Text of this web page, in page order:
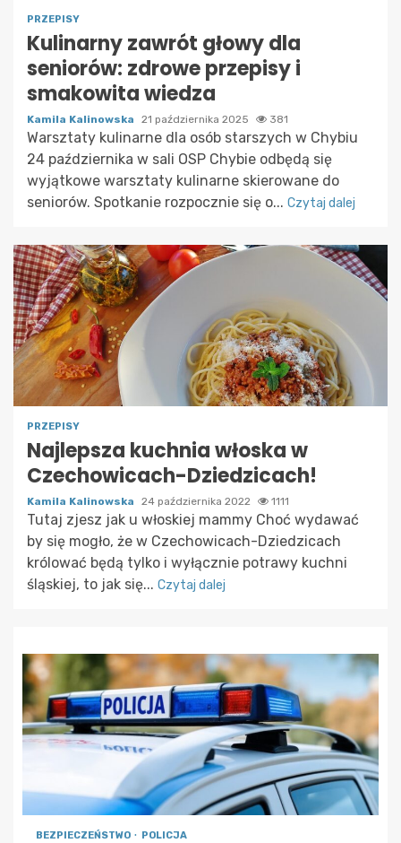
PRZEPISY
Kulinarny zawrót głowy dla
seniorów: zdrowe przepisy i
smakowita wiedza
Kamila Kalinowska 21 października 2025 381
Warsztaty kulinarne dla osób starszych w Chybiu
24 października w sali OSP Chybie odbędą się
wyjątkowe warsztaty kulinarne skierowane do
seniorów. Spotkanie rozpocznie się o... Czytaj dalej
PRZEPISY
Najlepsza kuchnia włoska w
Czechowicach-Dziedzicach!
Kamila Kalinowska 24 października 2022 1111
Tutaj zjesz jak u włoskiej mammy Choć wydawać
by się mogło, że w Czechowicach-Dziedzicach
królować będą tylko i wyłącznie potrawy kuchni
śląskiej, to jak się... Czytaj dalej
BEZPIECZEŃSTWO POLICJA